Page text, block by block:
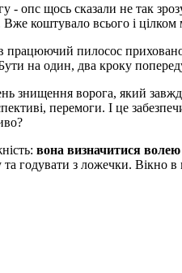
опс щось сказали не так
коштувало всього і
працюючий пилосос
на один, два кроку
знищення ворога, який
перемоги. І це
вона визначитися
годувати з ложечки. Вікно в